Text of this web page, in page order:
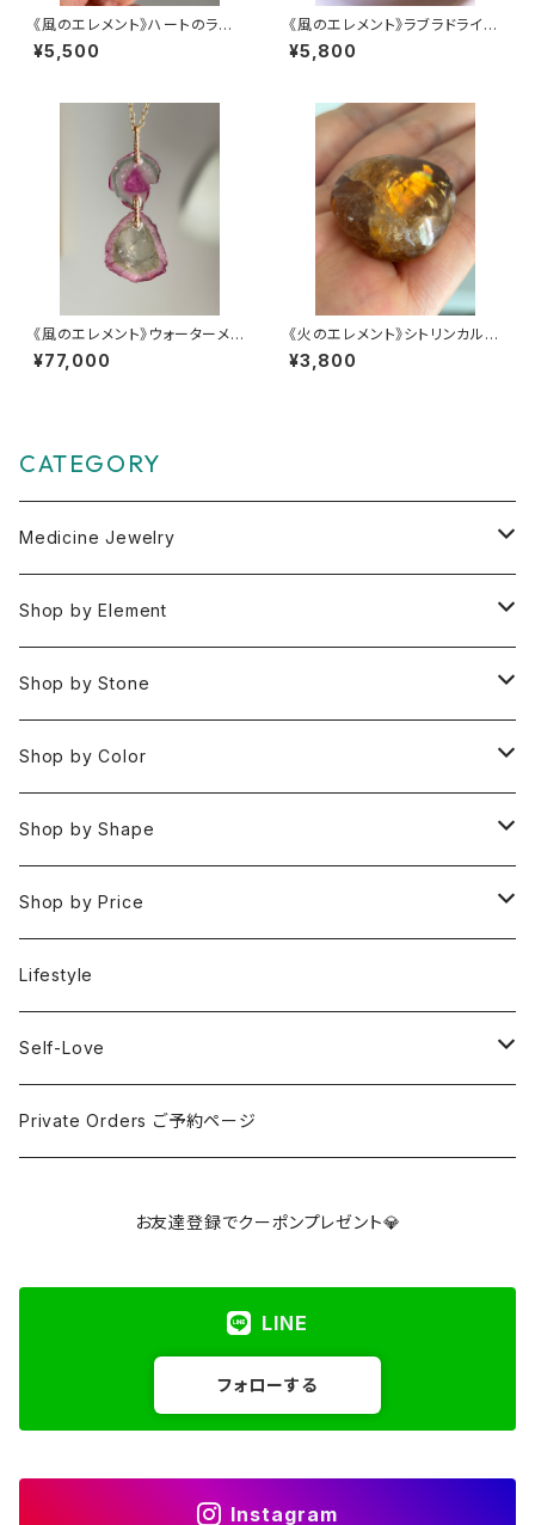
《風のエレメント》ハートのラブラ
ドライト【驚きの大変身】
¥5,500
《風のエレメント》ラブラドライ
ト・パーム型【驚きの大変身】
¥5,800
《風のエレメント》ウォーターメロ
ントルマリンダブルチャーム
¥77,000
《火のエレメント》シトリンカルサ
イトのタンブル【ココロがホッと、
頭はスッキリ】
¥3,800
CATEGORY
Medicine Jewelry
Pendant Charms
Bracelets
Necklaces
Rings
Earrings
Keychain Charms & Accessories
Imported Collection
Shop by Element
Space 空(気づき,余白,真実）
Water 水(癒し,潤い,鎮静)
Fire 火(情熱,勇気,希望)
Air 風(思考,表現,循環)
Eart 土(グラウンディング,安定,現実)
5 Element Set
Shop by Stone
おみくじ
アイオライト
アクアマリン
アゲート
アズライト
アパタイト
アメグリーン
Shop by Color
Clear / White
Gold
Silver
Red / Orange
Pink / Purple
Shop by Shape
Rough 原石
Tumbled タンブル
Loose ルース
Palm 握り石
Spheres スフィア
Freeforms フリーフォーム
Shop by Price
Under ¥3000
¥3001〜¥5000
¥5001〜¥10000
Lifestyle
Self-Love
SELF LOVE CARD/SEX TALK CARD
Private Orders ご予約ページ
お友達登録でクーポンプレゼント💎
LINE
フォローする
Instagram